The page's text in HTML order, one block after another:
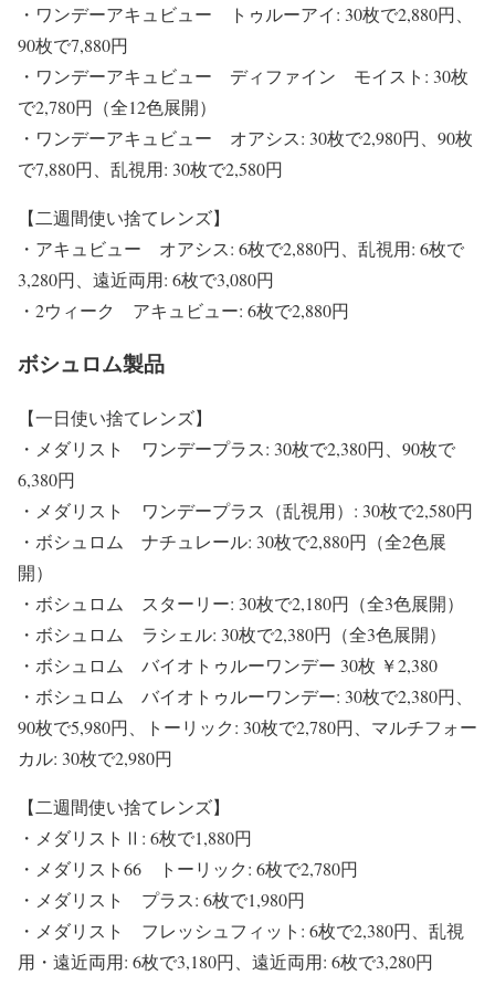
・ワンデーアキュビュー トゥルーアイ: 30枚で2,880円、
90枚で7,880円
・ワンデーアキュビュー ディファイン モイスト: 30枚
で2,780円（全12色展開）
・ワンデーアキュビュー オアシス: 30枚で2,980円、90枚
で7,880円、乱視用: 30枚で2,580円
【二週間使い捨てレンズ】
・アキュビュー オアシス: 6枚で2,880円、乱視用: 6枚で
3,280円、遠近両用: 6枚で3,080円
・2ウィーク アキュビュー: 6枚で2,880円
ボシュロム製品
【一日使い捨てレンズ】
・メダリスト ワンデープラス: 30枚で2,380円、90枚で
6,380円
・メダリスト ワンデープラス（乱視用）: 30枚で2,580円
・ボシュロム ナチュレール: 30枚で2,880円（全2色展
開）
・ボシュロム スターリー: 30枚で2,180円（全3色展開）
・ボシュロム ラシェル: 30枚で2,380円（全3色展開）
・ボシュロム バイオトゥルーワンデー 30枚 ￥2,380
・ボシュロム バイオトゥルーワンデー: 30枚で2,380円、
90枚で5,980円、トーリック: 30枚で2,780円、マルチフォー
カル: 30枚で2,980円
【二週間使い捨てレンズ】
・メダリストⅡ: 6枚で1,880円
・メダリスト66 トーリック: 6枚で2,780円
・メダリスト プラス: 6枚で1,980円
・メダリスト フレッシュフィット: 6枚で2,380円、乱視
用・遠近両用: 6枚で3,180円、遠近両用: 6枚で3,280円